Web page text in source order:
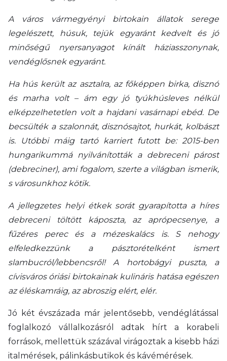
A város vármegyényi birtokain állatok serege
legelészett, húsuk, tejük egyaránt kedvelt és jó
minőségű nyersanyagot kínált háziasszonynak,
vendéglősnek egyaránt.
Ha hús került az asztalra, az főképpen birka, disznó
és marha volt – ám egy jó tyúkhúsleves nélkül
elképzelhetetlen volt a hajdani vasárnapi ebéd. De
becsülték a szalonnát, disznósajtot, hurkát, kolbászt
is. Utóbbi máig tartó karriert futott be: 2015-ben
hungarikummá nyilvánították a debreceni párost
(debreciner), ami fogalom, szerte a világban ismerik,
s városunkhoz kötik.
A jellegzetes helyi étkek sorát gyarapította a híres
debreceni töltött káposzta, az aprópecsenye, a
fűzéres perec és a mézeskalács is. S nehogy
elfeledkezzünk a pásztorételként ismert
slambucról/lebbencsről! A hortobágyi puszta, a
cívisváros óriási birtokainak kulináris hatása egészen
az éléskamráig, az abroszig elért, elér.
Jó két évszázada már jelentősebb, vendéglátással
foglalkozó vállalkozásról adtak hírt a korabeli
források, mellettük százával virágoztak a kisebb házi
italmérések, pálinkásbutikok és kávémérések.